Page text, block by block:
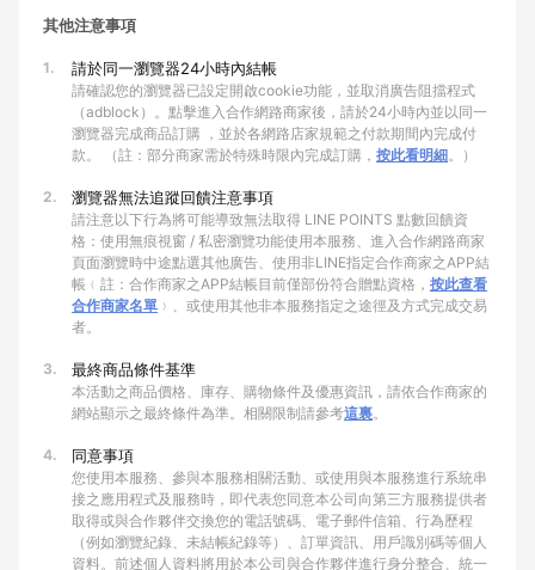
其他注意事項
1. 請於同一瀏覽器24小時內結帳
請確認您的瀏覽器已設定開啟cookie功能，並取消廣告阻擋程式
（adblock）。點擊進入合作網路商家後，請於24小時內並以同一
瀏覽器完成商品訂購 ，並於各網路店家規範之付款期間內完成付
款。 （註：部分商家需於特殊時限內完成訂購， 按此看明細。）
2. 瀏覽器無法追蹤回饋注意事項
請注意以下行為將可能導致無法取得 LINE POINTS 點數回饋資
格：使用無痕視窗 / 私密瀏覽功能使用本服務、進入合作網路商家
頁面瀏覽時中途點選其他廣告、使用非LINE指定合作商家之APP結
帳﹙註：合作商家之APP結帳目前僅部份符合贈點資格， 按此查看
合作商家名單 ﹚、或使用其他非本服務指定之途徑及方式完成交易
者。
3. 最終商品條件基準
本活動之商品價格、庫存、購物條件及優惠資訊，請依合作商家的
網站顯示之最終條件為準。相關限制請參考這裏。
4. 同意事項
您使用本服務、參與本服務相關活動、或使用與本服務進行系統串
接之應用程式及服務時，即代表您同意本公司向第三方服務提供者
取得或與合作夥伴交換您的電話號碼、電子郵件信箱、行為歷程
（例如瀏覽紀錄、未結帳紀錄等）、訂單資訊、用戶識別碼等個人
資料。前述個人資料將用於本公司與合作夥伴進行身分整合、統一